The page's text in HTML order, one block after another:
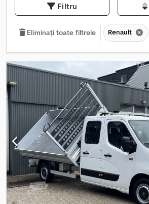
Filtru
Eliminați toate filtrele Renault